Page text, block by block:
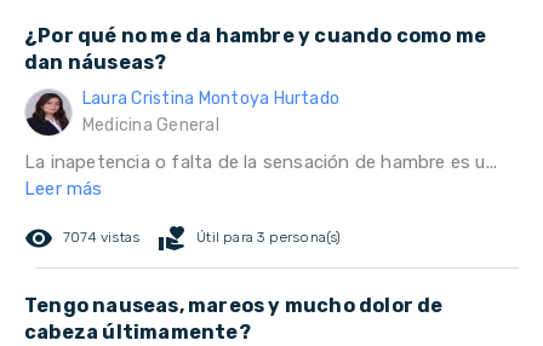
¿Por qué no me da hambre y cuando como me
dan náuseas?
Laura Cristina Montoya Hurtado
Medicina General
La inapetencia o falta de la sensación de hambre es u...
Leer más
remove_red_eye 7074 vistas volunteer_activism Útil para 3 persona(s)
Tengo nauseas, mareos y mucho dolor de
cabeza últimamente?